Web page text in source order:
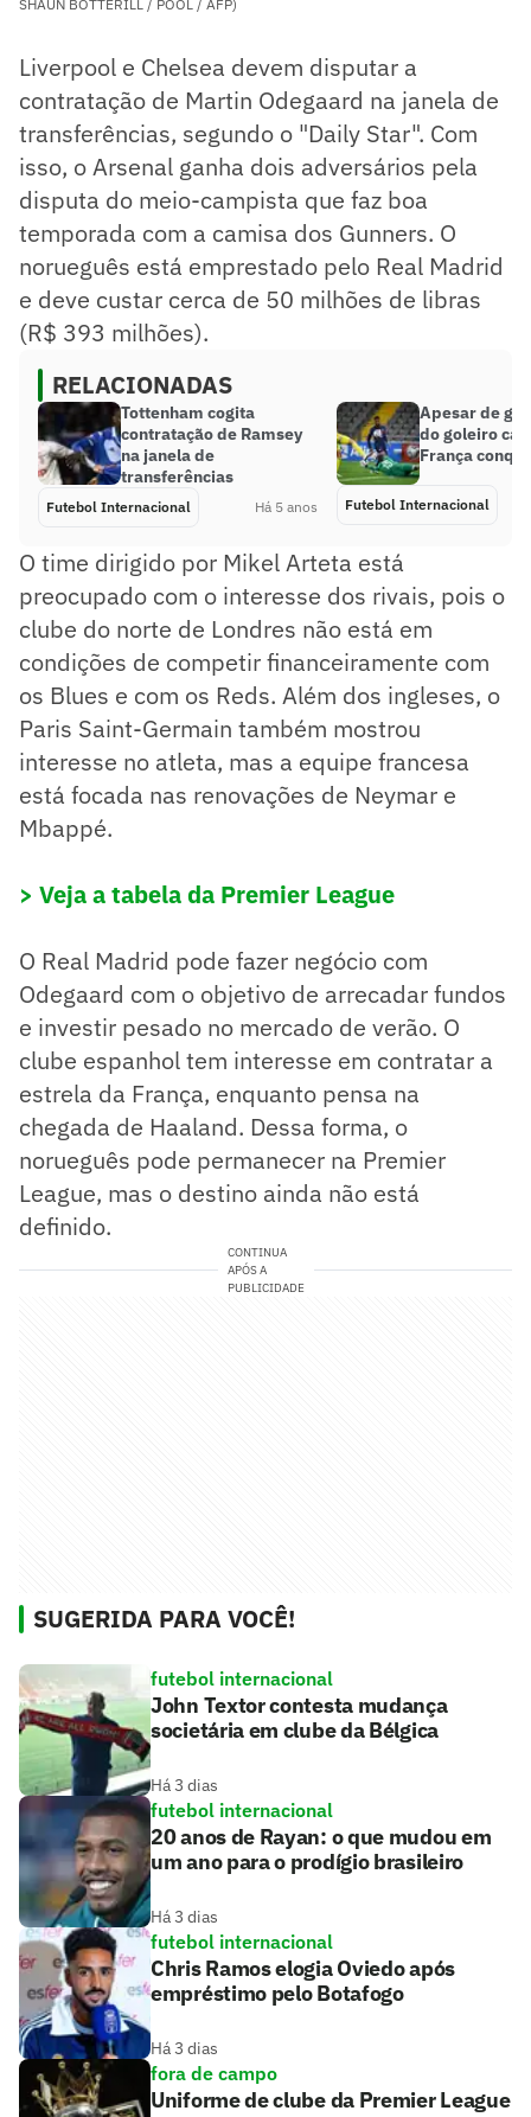
SHAUN BOTTERILL / POOL / AFP)
Liverpool e Chelsea devem disputar a
contratação de Martin Odegaard na janela de
transferências, segundo o "Daily Star". Com
isso, o Arsenal ganha dois adversários pela
disputa do meio-campista que faz boa
temporada com a camisa dos Gunners. O
norueguês está emprestado pelo Real Madrid
e deve custar cerca de 50 milhões de libras
(R$ 393 milhões).
RELACIONADAS
Tottenham cogita
contratação de Ramsey
na janela de
transferências
Futebol Internacional Há 5 anos
Apesar de
do goleiro
França
Futebol Internacional
O time dirigido por Mikel Arteta está
preocupado com o interesse dos rivais, pois o
clube do norte de Londres não está em
condições de competir financeiramente com
os Blues e com os Reds. Além dos ingleses, o
Paris Saint-Germain também mostrou
interesse no atleta, mas a equipe francesa
está focada nas renovações de Neymar e
Mbappé.
> Veja a tabela da Premier League
O Real Madrid pode fazer negócio com
Odegaard com o objetivo de arrecadar fundos
e investir pesado no mercado de verão. O
clube espanhol tem interesse em contratar a
estrela da França, enquanto pensa na
chegada de Haaland. Dessa forma, o
norueguês pode permanecer na Premier
League, mas o destino ainda não está
definido.
CONTINUA
APÓS A
PUBLICIDADE
SUGERIDA PARA VOCÊ!
futebol internacional
John Textor contesta mudança
societária em clube da Bélgica
Há 3 dias
futebol internacional
20 anos de Rayan: o que mudou em
um ano para o prodígio brasileiro
Há 3 dias
futebol internacional
Chris Ramos elogia Oviedo após
empréstimo pelo Botafogo
Há 3 dias
fora de campo
Uniforme de clube da Premier League